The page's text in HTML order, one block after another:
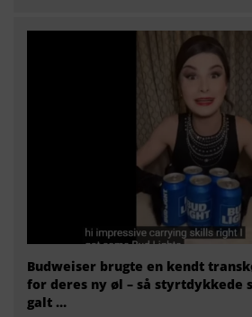
Budweiser brugte en kendt
for deres ny øl – så styrtdykkede
galt …